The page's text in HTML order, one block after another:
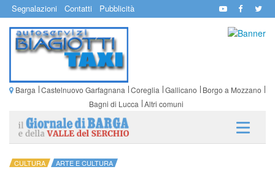
Segnalazioni Contatti Pubblicità
Barga Castelnuovo Garfagnana Coreglia Gallicano
Borgo a Mozzano
Bagni di Lucca Altri comuni
CULTURA ARTE E CULTURA